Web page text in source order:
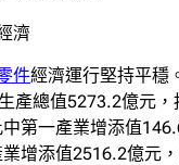
濟
件經濟運行堅持平穩
產總值5273.2億元
第一產業增添值
增添值2516.2億元